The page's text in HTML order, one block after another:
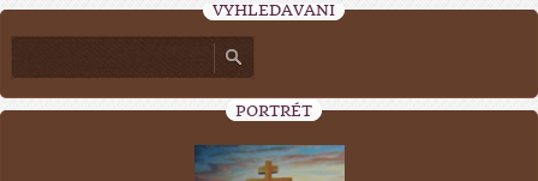
VYHLEDÁVÁNÍ
PORTRÉT